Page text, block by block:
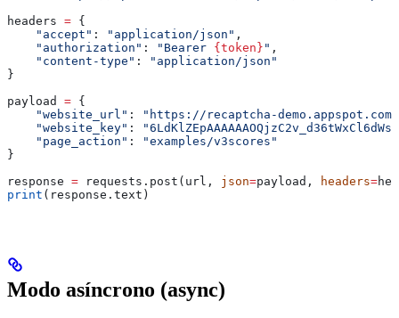
headers = {
    "accept"
: "application/json" ,
    "authorization"
: "Bearer {token} " ,
    "content-type"
:
"application/json"
}
payload = {
    "website_url"
:
"https://recaptcha-
    "website_key"
:
    "page_action"
:
"examples/v3scores"
}
response = requests.post(url, json=payload, headers=
print (response.text)
Modo asíncrono (async)